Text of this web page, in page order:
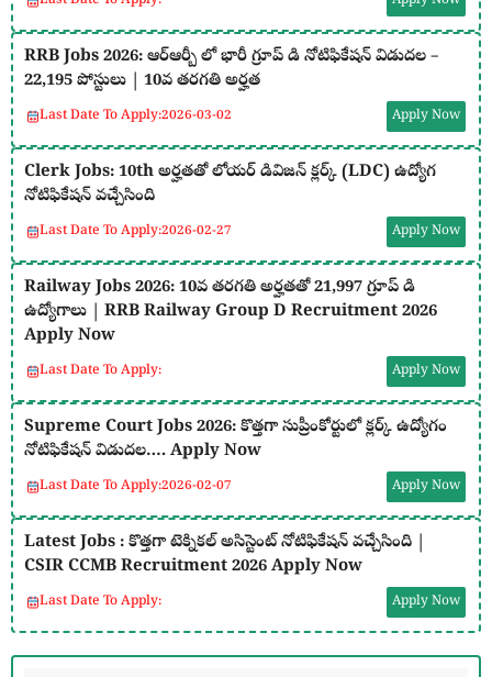
RRB Jobs 2026: ఆర్ఆర్బీ లో భారీ గ్రూప్ డి నోటిఫికేషన్ విడుదల –
22,195 పోస్టులు | 10వ తరగతి అర్హత
Last Date To Apply:2026-03-02 Apply Now
Clerk Jobs: 10th అర్హతతో లోయర్ డివిజన్ క్లర్క్ (LDC) ఉద్యోగ
నోటిఫికేషన్ వచ్చేసింది
Last Date To Apply:2026-02-27 Apply Now
Railway Jobs 2026: 10వ తరగతి అర్హతతో 21,997 గ్రూప్ డి
ఉద్యోగాలు | RRB Railway Group D Recruitment 2026
Apply Now
Last Date To Apply: Apply Now
Supreme Court Jobs 2026: కొత్తగా సుప్రీంకోర్టులో క్లర్క్ ఉద్యోగం
నోటిఫికేషన్ విడుదల…. Apply Now
Last Date To Apply:2026-02-07 Apply Now
Latest Jobs : కొత్తగా టెక్నికల్ అసిస్టెంట్ నోటిఫికేషన్ వచ్చేసింది |
CSIR CCMB Recruitment 2026 Apply Now
Last Date To Apply: Apply Now